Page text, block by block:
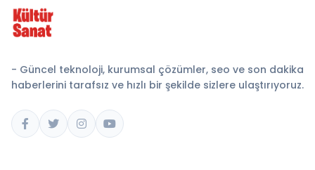
- Güncel teknoloji, kurumsal çözümler, seo ve son dakika
haberlerini tarafsız ve hızlı bir şekilde sizlere ulaştırıyoruz.